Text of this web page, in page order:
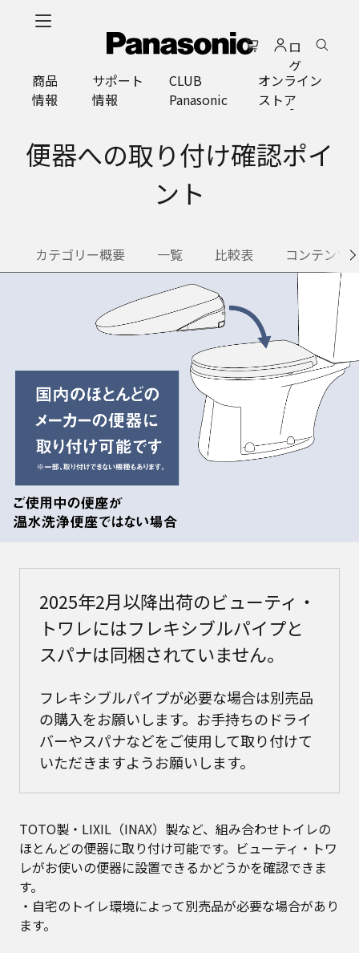
ロ
グ
イ
ン
商品
情報
サポート
情報
CLUB
Panasonic
オンライン
ストア
便器への取り付け確認ポイ
ント
カテゴリー概要 一覧 比較表 コンテンツ
2025年2月以降出荷のビューティ・
トワレにはフレキシブルパイプと
スパナは同梱されていません。
フレキシブルパイプが必要な場合は別売品
の購入をお願いします。お手持ちのドライ
バーやスパナなどをご使用して取り付けて
いただきますようお願いします。
TOTO製・LIXIL（INAX）製など、組み合わせトイレの
ほとんどの便器に取り付け可能です。ビューティ・トワ
レがお使いの便器に設置できるかどうかを確認できま
す。​
・自宅のトイレ環境によって別売品が必要な場合があり
ます。​